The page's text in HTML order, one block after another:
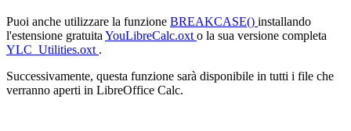
Puoi anche utilizzare la funzione BREAKCASE() installando
l'estensione gratuita YouLibreCalc.oxt o la sua versione completa
YLC_Utilities.oxt .
Successivamente, questa funzione sarà disponibile in tutti i file che
verranno aperti in LibreOffice Calc.